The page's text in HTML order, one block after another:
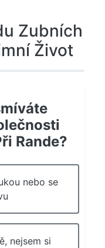
Zubních
Život
Rande?
nebo se
nejsem si